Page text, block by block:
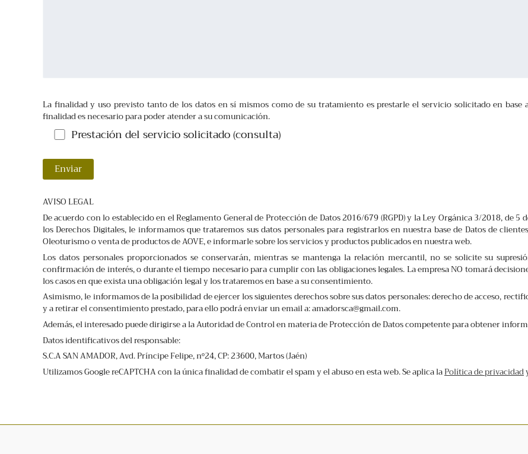
La finalidad y uso previsto tanto de los datos en sí mismos como de su tratamiento es prestarle el servicio solicitado en base
finalidad es necesario para poder atender a su comunicación.
Prestación del servicio solicitado (consulta)
AVISO LEGAL
De acuerdo con lo establecido en el Reglamento General de Protección de Datos 2016/679 (RGPD) y la Ley Orgánica 3/2018, de
los Derechos Digitales, le informamos que trataremos sus datos personales para registrarlos en nuestra base de Datos de
Oleoturismo o venta de productos de AOVE, e informarle sobre los servicios y productos publicados en nuestra web.
Los datos personales proporcionados se conservarán, mientras se mantenga la relación mercantil, no se solicite su
confirmación de interés, o durante el tiempo necesario para cumplir con las obligaciones legales. La empresa NO tomará
los casos en que exista una obligación legal y los trataremos en base a su consentimiento.
Asimismo, le informamos de la posibilidad de ejercer los siguientes derechos sobre sus datos personales: derecho de acceso,
y a retirar el consentimiento prestado, para ello podrá enviar un email a: amadorsca@gmail.com.
Además, el interesado puede dirigirse a la Autoridad de Control en materia de Protección de Datos competente para obtener
Datos identificativos del responsable:
S.C.A SAN AMADOR, Avd. Príncipe Felipe, nº24, CP: 23600, Martos (Jaén)
Utilizamos Google reCAPTCHA con la única finalidad de combatir el spam y el abuso en esta web. Se aplica laPolítica de privacidad